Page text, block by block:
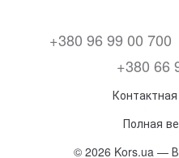
+380 96 99 00 700
+380 66
Полная
© 2026 Kors.ua —